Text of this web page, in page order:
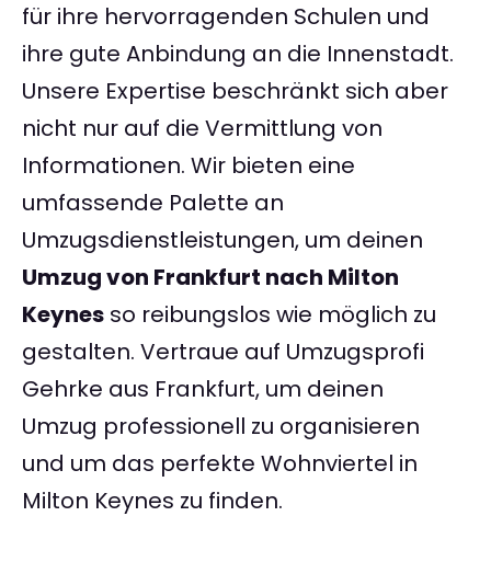
für ihre hervorragenden Schulen und
ihre gute Anbindung an die Innenstadt.
Unsere Expertise beschränkt sich aber
nicht nur auf die Vermittlung von
Informationen. Wir bieten eine
umfassende Palette an
Umzugsdienstleistungen, um deinen
Umzug von Frankfurt nach Milton
Keynes so reibungslos wie möglich zu
gestalten. Vertraue auf Umzugsprofi
Gehrke aus Frankfurt, um deinen
Umzug professionell zu organisieren
und um das perfekte Wohnviertel in
Milton Keynes zu finden.